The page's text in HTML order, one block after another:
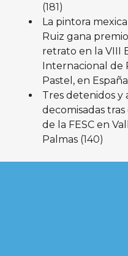
(181)
La pintora
Ruiz gana premio
retrato en la VIII
Internacional de
Pastel, en España
Tres detenidos y
decomisadas
de la FESC en
Palmas (140)